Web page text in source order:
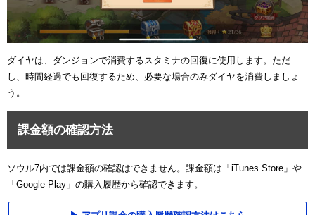
ダイヤは、ダンジョンで消費するスタミナの回復に使用します。ただ
し、時間経過でも回復するため、必要な場合のみダイヤを消費しましょ
う。
課金額の確認方法
ソウル7内では課金額の確認はできません。課金額は「iTunes Store」や
「Google Play」の購入履歴から確認できます。